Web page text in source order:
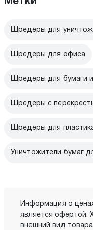
Шредеры для
Шредеры для офиса
Шредеры для бумаги и
Шредеры с
Шредеры для
Уничтожители бумаг
Информация о
является офертой.
внешний вид